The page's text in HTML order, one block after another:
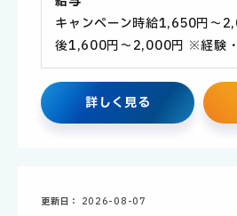
キャンペーン時給1,650円～
後1,600円～2,000円 ※経験
詳しく見る
更新日 2026-08-07